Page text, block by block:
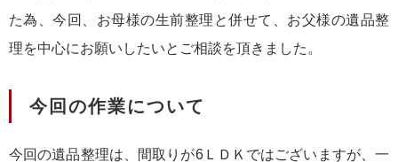
た為、今回、お母様の生前整理と併せて、お父様の遺品整
理を中心にお願いしたいとご相談を頂きました。
今回の作業について
今回の遺品整理は、間取りが6ＬＤＫではございますが、一